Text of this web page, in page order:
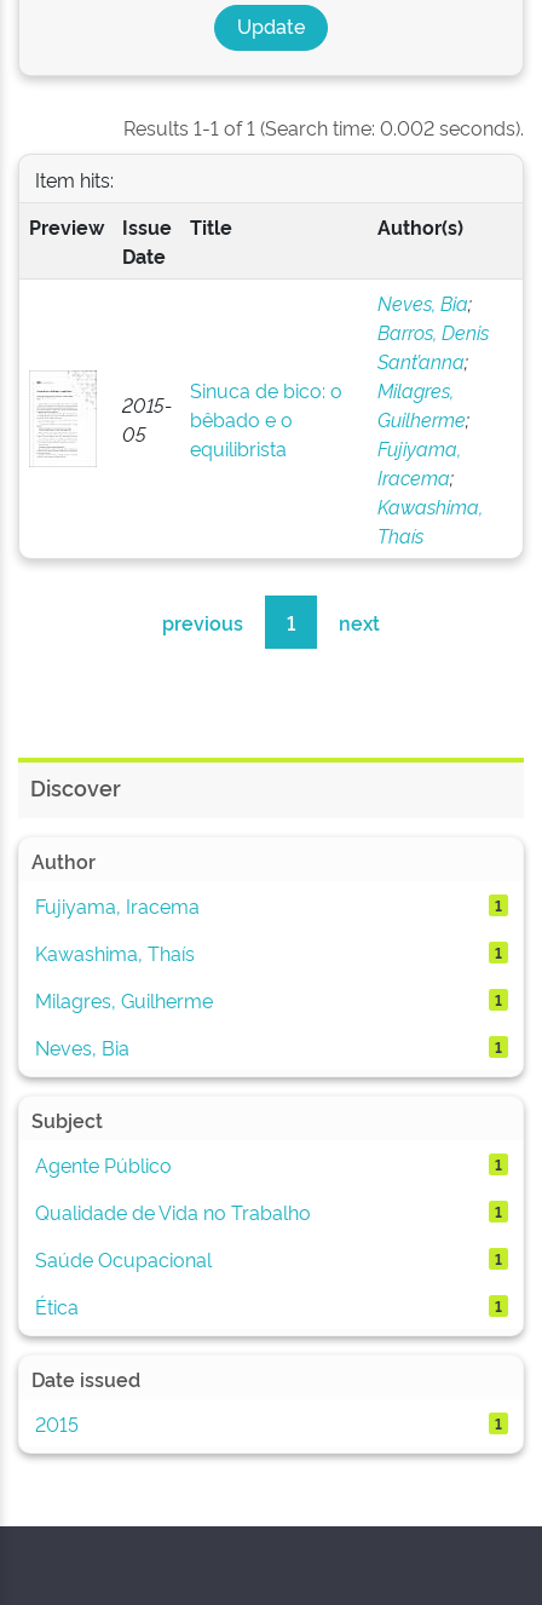
Results 1-1 of 1 (Search time: 0.002 seconds).
Item hits:
Preview
Issue
Date
Title Author(s)
2015-
05
Sinuca de bico: o
bêbado e o
equilibrista
Neves, Bia;
Barros, Denis
Sant’anna;
Milagres,
Guilherme;
Fujiyama,
Iracema;
Kawashima,
Thaís
previous 1 next
Discover
Author
Fujiyama, Iracema
1
Kawashima, Thaís 1
Milagres, Guilherme 1
Neves, Bia 1
Subject
Agente Público
1
Qualidade de Vida no Trabalho 1
Saúde Ocupacional 1
Ética 1
Date issued
2015
1